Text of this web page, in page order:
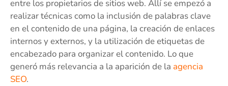
entre los propietarios de sitios web. Allí se empezó a
realizar técnicas como la inclusión de palabras clave
en el contenido de una página, la creación de enlaces
internos y externos, y la utilización de etiquetas de
encabezado para organizar el contenido. Lo que
generó más relevancia a la aparición de la agencia
SEO.